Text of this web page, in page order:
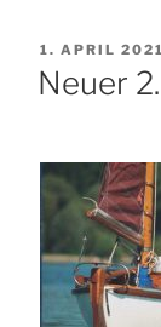
AM
1. APRIL 2021
Neuer